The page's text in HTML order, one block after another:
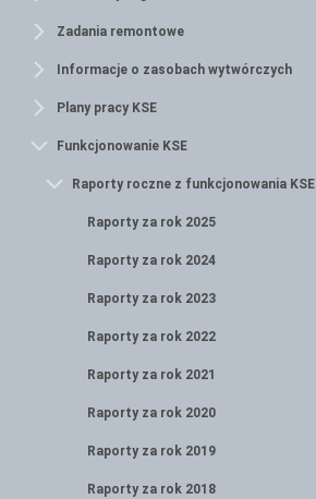
Zadania remontowe
Informacje o zasobach wytwórczych
Plany pracy KSE
Funkcjonowanie KSE
Raporty roczne z funkcjonowania KSE
Raporty za rok 2025
Raporty za rok 2024
Raporty za rok 2023
Raporty za rok 2022
Raporty za rok 2021
Raporty za rok 2020
Raporty za rok 2019
Raporty za rok 2018